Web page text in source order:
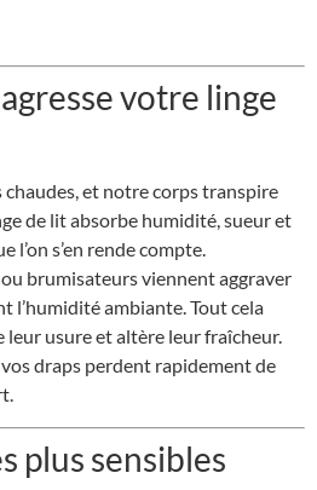
votre linge
chaudes, et notre corps transpire
de lit absorbe humidité, sueur et
l’on s’en rende compte.
brumisateurs viennent aggraver
l’humidité ambiante. Tout cela
leur usure et altère leur fraîcheur.
draps perdent rapidement de
plus sensibles